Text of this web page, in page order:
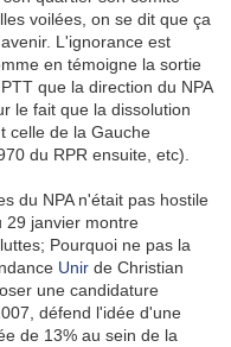
voilées, on se dit que ça
L'ignorance est
en témoigne la sortie
que la direction du NPA
le fait que la dissolution
celle de la Gauche
du RPR ensuite, etc).
du NPA n'était pas hostile
29 janvier montre
Pourquoi ne pas la
Unir de Christian
une candidature
défend l'idée d'une
de 13% au sein de la